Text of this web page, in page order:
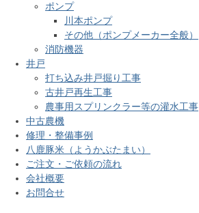
ポンプ
川本ポンプ
その他（ポンプメーカー全般）
消防機器
井戸
打ち込み井戸掘り工事
古井戸再生工事
農事用スプリンクラー等の灌水工事
中古農機
修理・整備事例
八鹿豚米（ようかぶたまい）
ご注文・ご依頼の流れ
会社概要
お問合せ